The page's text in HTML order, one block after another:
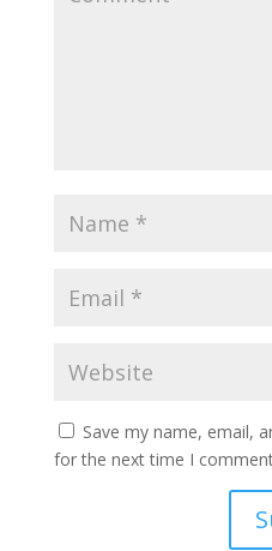
Save my name, email,
for the next time I